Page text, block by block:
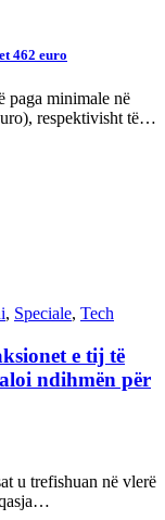
462 euro
paga minimale në
respektivisht të…
, Speciale, Tech
e tij të
ndihmën për
u trefishuan në vlerë